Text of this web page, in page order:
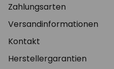
Zahlungsarten
Versandinformationen
Kontakt
Herstellergarantien